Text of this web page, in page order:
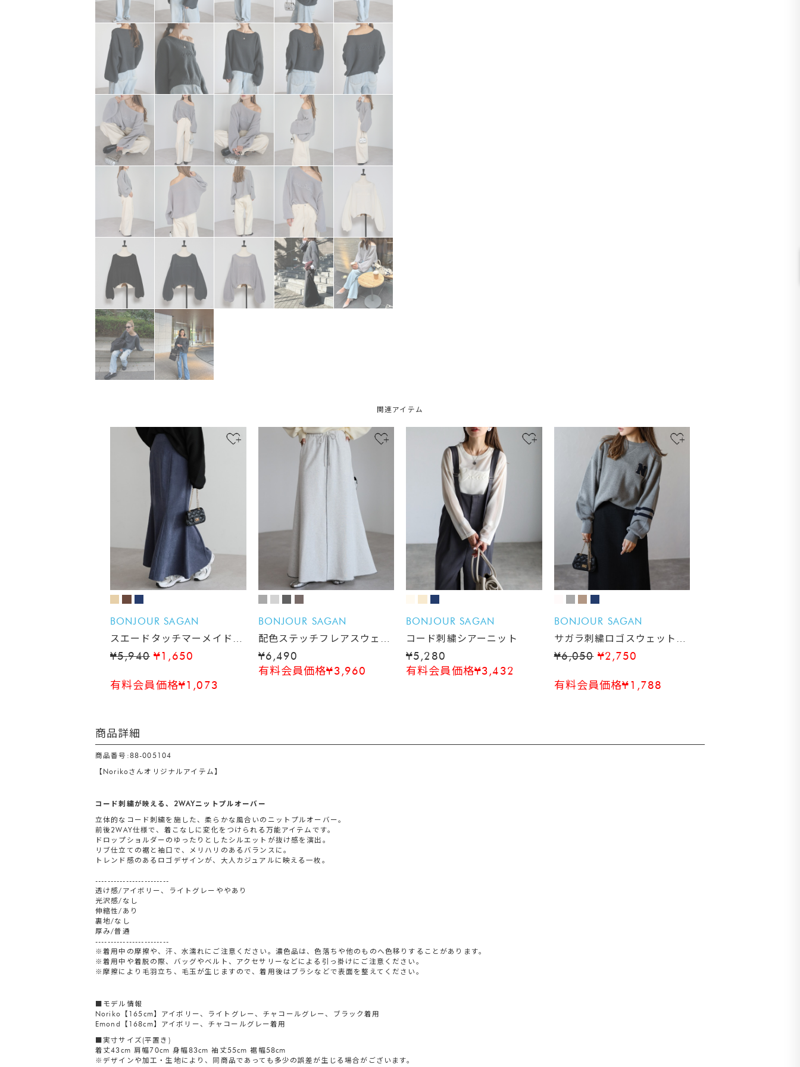
BONJOUR SAGAN
スエードタッチマーメイドス
カート
¥5,940 ¥1,650
有料会員価格¥1,073
BONJOUR SAGAN
配色ステッチフレアスウェッ
トスカート
¥6,490
有料会員価格¥3,960
BONJOUR SAGAN
コード刺繍シアーニット
¥5,280
有料会員価格¥3,432
BONJOUR SAGAN
サガラ刺繍ロゴスウェットラ
イクニット
¥6,050 ¥2,750
有料会員価格¥1,788
商品詳細
商品番号:88-005104
【Norikoさんオリジナルアイテム】
コード刺繍が映える、2WAYニットプルオーバー
立体的なコード刺繍を施した、柔らかな風合いのニットプルオーバー。
前後2WAY仕様で、着こなしに変化をつけられる万能アイテムです。
ドロップショルダーのゆったりとしたシルエットが抜け感を演出。
リブ仕立ての裾と袖口で、メリハリのあるバランスに。
トレンド感のあるロゴデザインが、大人カジュアルに映える一枚。
------------------------
透け感/アイボリー、ライトグレーややあり
光沢感/なし
伸縮性/あり
裏地/なし
厚み/普通
------------------------
※着用中の摩擦や、汗、水濡れにご注意ください。濃色品は、色落ちや他のものへ色移りすることがあります。
※着用中や着脱の際、バッグやベルト、アクセサリーなどによる引っ掛けにご注意ください。
※摩擦により毛羽立ち、毛玉が生じますので、着用後はブラシなどで表面を整えてください。
■モデル情報
Noriko【165cm】アイボリー、ライトグレー、チャコールグレー、ブラック着用
Emond【168cm】アイボリー、チャコールグレー着用
■実寸サイズ(平置き)
着丈43cm 肩幅70cm 身幅83cm 袖丈55cm 裾幅58cm
※デザインや加工・生地により、同商品であっても多少の誤差が生じる場合がございます。